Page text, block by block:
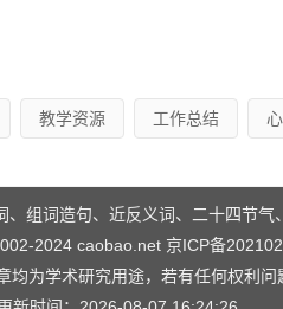
教学资源 工作总结
组词造句、近反义词、二十四节气
2024 caobao.net 京ICP备
均为学术研究用途，若有任何权利